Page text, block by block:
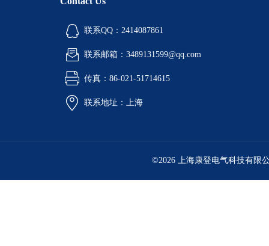
联系QQ：2414087861
联系邮箱：3489131599@qq.com
传真：86-021-51714615
联系地址：上海
©2026 上海康登电气科技有限